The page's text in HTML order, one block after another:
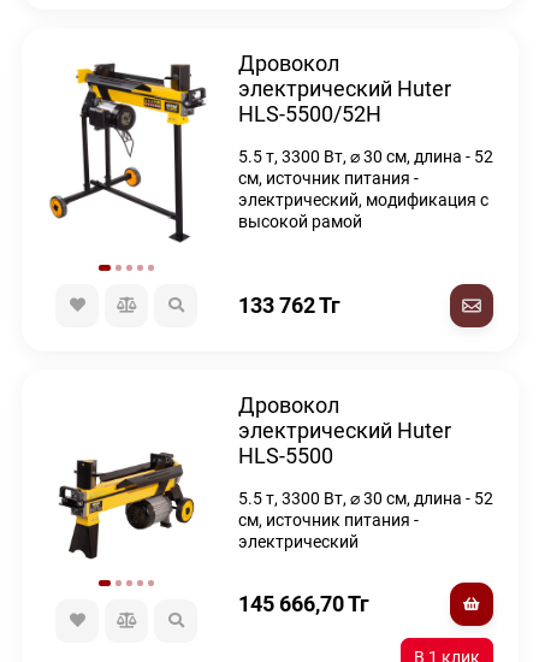
Дровокол
электрический Huter
HLS-5500/52H
5.5 т, 3300 Вт, ⌀ 30 см, длина - 52
см, источник питания -
электрический, модификация с
высокой рамой
133 762Тг
Дровокол
электрический Huter
HLS-5500
5.5 т, 3300 Вт, ⌀ 30 см, длина - 52
см, источник питания -
электрический
145 666,70Тг